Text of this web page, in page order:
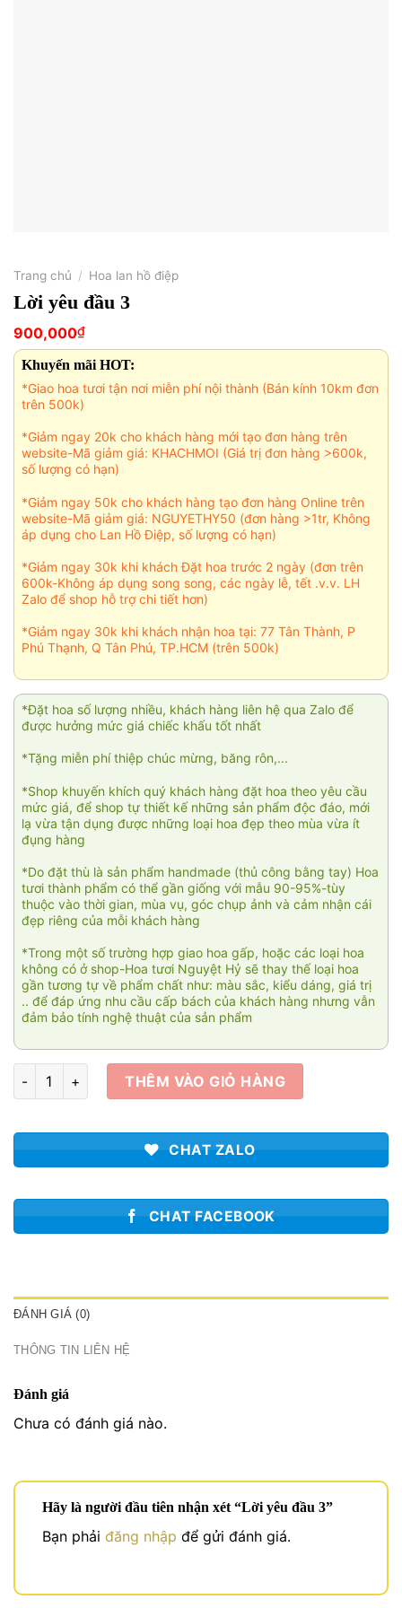
Trang chủ / Hoa lan hồ điệp
Lời yêu đầu 3
900,000₫
Khuyến mãi HOT:
*Giao hoa tươi tận nơi miễn phí nội thành (Bán kính 10km đơn
trên 500k)
*Giảm ngay 20k cho khách hàng mới tạo đơn hàng trên
website-Mã giảm giá: KHACHMOI (Giá trị đơn hàng >600k,
số lượng có hạn)
*Giảm ngay 50k cho khách hàng tạo đơn hàng Online trên
website-Mã giảm giá: NGUYETHY50 (đơn hàng >1tr, Không
áp dụng cho Lan Hồ Điệp, số lượng có hạn)
*Giảm ngay 30k khi khách Đặt hoa trước 2 ngày (đơn trên
600k-Không áp dụng song song, các ngày lễ, tết .v.v. LH
Zalo để shop hỗ trợ chi tiết hơn)
*Giảm ngay 30k khi khách nhận hoa tại: 77 Tân Thành, P
Phú Thạnh, Q Tân Phú, TP.HCM (trên 500k)
*Đặt hoa số lượng nhiều, khách hàng liên hệ qua Zalo để
được hưởng mức giá chiếc khấu tốt nhất
*Tặng miễn phí thiệp chúc mừng, băng rôn,...
*Shop khuyến khích quý khách hàng đặt hoa theo yêu cầu
mức giá, để shop tự thiết kế những sản phẩm độc đáo, mới
lạ vừa tận dụng được những loại hoa đẹp theo mùa vừa ít
đụng hàng
*Do đặt thù là sản phẩm handmade (thủ công bằng tay) Hoa
tươi thành phẩm có thể gần giống với mẫu 90-95%-tùy
thuộc vào thời gian, mùa vụ, góc chụp ảnh và cảm nhận cái
đẹp riêng của mỗi khách hàng
*Trong một số trường hợp giao hoa gấp, hoặc các loại hoa
không có ở shop-Hoa tươi Nguyệt Hỷ sẽ thay thế loại hoa
gần tương tự về phẩm chất như: màu sắc, kiểu dáng, giá trị
.. để đáp ứng nhu cầu cấp bách của khách hàng nhưng vẫn
đảm bảo tính nghệ thuật của sản phẩm
Lời yêu đầu 3 số lượngTHÊM VÀO GIỎ HÀNG
CHAT ZALO
CHAT FACEBOOK
ĐÁNH GIÁ (0)
THÔNG TIN LIÊN HỆ
Đánh giá
Chưa có đánh giá nào.
Hãy là người đầu tiên nhận xét “Lời yêu đầu 3”
Bạn phải đăng nhập để gửi đánh giá.